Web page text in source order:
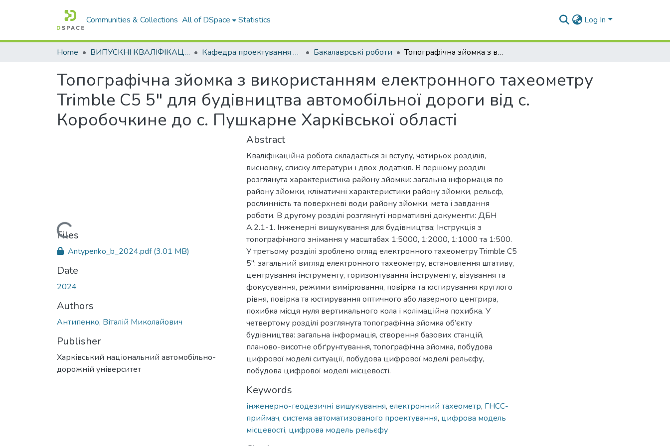
Communities & Collections All of DSpace Statistics Log In
Home ВИПУСКНІ КВАЛІФІКАЦІЙНІ РОБОТИ Кафедра проектування доріг, геодезії і землеустрою Бакалаврські роботи Топографічна зйомка з використанням електронного тахеометру Trimble C5 5" для будівництва автомобільної дороги від с. Коробочкине до с. Пушкарне Харківської області
Топографічна зйомка з використанням електронного тахеометру
Trimble C5 5" для будівництва автомобільної дороги від с.
Коробочкине до с. Пушкарне Харківської області
Loading...
Files
Antypenko_b_2024.pdf(3.01 MB)
Date
2024
Authors
Антипенко, Віталій Миколайович
Publisher
Харківський національний автомобільно-
дорожній університет
Abstract
Кваліфікаційна робота складається зі вступу, чотирьох розділів,
висновку, списку літератури і двох додатків. В першому розділі
розглянута характеристика району зйомки: загальна інформація по
району зйомки, кліматичні характеристики району зйомки, рельєф,
рослинність та поверхневі води району зйомки, мета і завдання
роботи. В другому розділі розглянуті нормативні документи: ДБН
А.2.1-1. Інженерні вишукування для будівництва; Інструкція з
топографічного знімання у масштабах 1:5000, 1:2000, 1:1000 та 1:500.
У третьому розділі зроблено огляд електронного тахеометру Trimble C5
5": загальний вигляд електронного тахеометру, встановлення штативу,
центрування інструменту, горизонтування інструменту, візування та
фокусування, режими вимірювання, повірка та юстирування круглого
рівня, повірка та юстирування оптичного або лазерного центрира,
похибка місця нуля вертикального кола і колімаційна похибка. У
четвертому розділі розглянута топографічна зйомка об’єкту
будівництва: загальна інформація, створення базових станцій,
планово-висотне обґрунтування, топографічна зйомка, побудова
цифрової моделі ситуації, побудова цифрової моделі рельєфу,
побудова цифрової моделі місцевості.
Keywords
інженерно-геодезичні вишукування, електронний тахеометр, ГНСС-
приймач, система автоматизованого проектування, цифрова модель
місцевості, цифрова модель рельєфу